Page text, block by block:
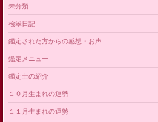
未分類
桧翠日記
鑑定された方からの感想・お声
鑑定メニュー
鑑定士の紹介
１０月生まれの運勢
１１月生まれの運勢